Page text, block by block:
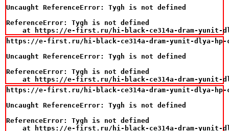
Uncaught ReferenceError: Tygh is not defined
ReferenceError: Tygh is not defined
at https://e-first.ru/hi-black-ce314a-dram-yunit-
https://e-first.ru/hi-black-ce314a-dram-yunit-dlya-hp-
Uncaught ReferenceError: Tygh is not defined
ReferenceError: Tygh is not defined
at https://e-first.ru/hi-black-ce314a-dram-yunit-
https://e-first.ru/hi-black-ce314a-dram-yunit-dlya-hp-
Uncaught ReferenceError: Tygh is not defined
ReferenceError: Tygh is not defined
at https://e-first.ru/hi-black-ce314a-dram-yunit-